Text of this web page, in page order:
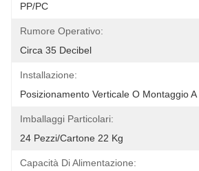
PP/PC
Rumore Operativo:
Circa 35 Decibel
Installazione:
Posizionamento Verticale O Montaggio
Imballaggi Particolari:
24 Pezzi/cartone 22 Kg
Capacità Di Alimentazione: